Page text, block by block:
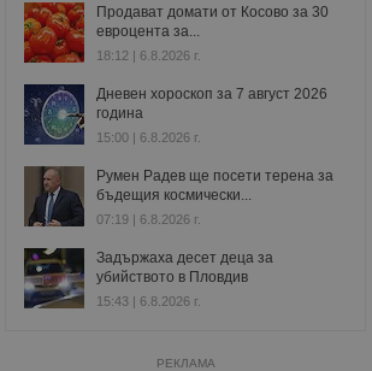
Продават домати от Косово за 30
евроцента за...
18:12 | 6.8.2026 г.
Дневен хороскоп за 7 август 2026
година
15:00 | 6.8.2026 г.
Румен Радев ще посети терена за
бъдещия космически...
07:19 | 6.8.2026 г.
Задържаха десет деца за
убийството в Пловдив
15:43 | 6.8.2026 г.
РЕКЛАМА